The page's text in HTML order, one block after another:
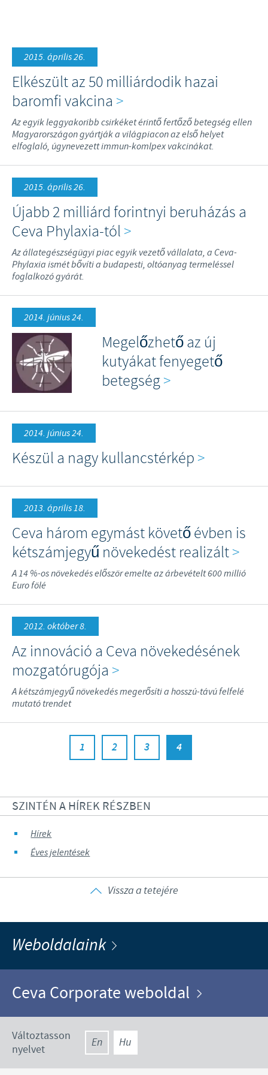
Sertés
Baromfi
Üzleti és tudományos partnerkapcsolatok
A Ceva és a közösség
Egészség, boldog emberek és állatok
A világ élelmezése
Felelősség a globális közegészségügy védelme iránt
Állásajánlataink
MELLÉKHATÁS FIGYELÉS
ÁLTALÁNOS SZERZŐDÉSI
FELTÉTELEK
Beszerzésekre vonatkozó Általános Szerződési
Feltételek és Kiterjesztett EHS követelmények a CEVA
magyarországi telephelyein, kivitelezési területein
SZOLGÁLTATÁSOK
Ceva Társállat Percek Hírlevél
Nyereményjáték szabályzat
2015. április 26.
Elkészült az 50 milliárdodik hazai
baromfi vakcina >
Az egyik leggyakoribb csirkéket érintő fertőző betegség ellen
Magyarországon gyártják a világpiacon az első helyet
elfoglaló, úgynevezett immun-komlpex vakcinákat.
2015. április 26.
Újabb 2 milliárd forintnyi beruházás a
Ceva Phylaxia-tól >
Az állategészségügyi piac egyik vezető vállalata, a Ceva-
Phylaxia ismét bővíti a budapesti, oltóanyag termeléssel
foglalkozó gyárát.
2014. június 24.
Megelőzhető az új
kutyákat fenyegető
betegség>
2014. június 24.
Készül a nagy kullancstérkép >
2013. április 18.
Ceva három egymást követő évben is
kétszámjegyű növekedést realizált>
A 14 %-os növekedés először emelte az árbevételt 600 millió
Euro fölé
2012. október 8.
Az innováció a Ceva növekedésének
mozgatórugója >
A kétszámjegyű növekedés megerősíti a hosszú-távú felfelé
mutató trendet
1 2 3 4
SZINTÉN A HÍREK RÉSZBEN
Hírek
Éves jelentések
Vissza a tetejére
Weboldalaink
Ceva Corporate weboldal
Változtasson
nyelvet
En Hu